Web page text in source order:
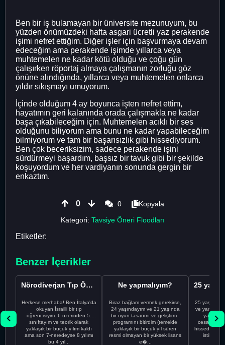
Ben bir iş bulamayan bir üniversite mezunuyum, bu
yüzden önümüzdeki hafta asgari ücretli yaz perakende
işimi nefret ettiğim. Diğer işler için başvurmaya devam
edeceğim ama perakende işimde yıllarca veya
muhtemelen ne kadar kötü olduğu ve çoğu gün
çalışırken röportaj almaya çalışmanın zorluğu göz
önüne alındığında, yıllarca veya muhtemelen onlarca
yıldır sıkışmayı umuyorum.
İçinde olduğum 4 ay boyunca işten nefret ettim,
hayatımın geri kalanında orada çalışmakla ne kadar
başa çıkabileceğim için. Muhtemelen acıklı bir ses
olduğunu biliyorum ama bunu ne kadar yapabileceğim
bilmiyorum ve tam bir başarısızlık gibi hissediyorum.
Ben çok beceriksizim, sadece perakende işini
sürdürmeyi başardım, başsız bir tavuk gibi bir şekilde
koşuyordum ve her vardiyanın sonunda gergin bir
enkaztım.
0 0
Kopyala
Kategori: Tavsiye Öneri Floodları
Etiketler:
Benzer İçerikler
Nörodiverjan Tıp Öğrencisi Yeni Bir Yol Arıyor
Herkese merhaba! Ben İtalya'da
okuyan İsrailli bir tıp
öğrencisiyim. 6 üzerinden 5.
sınıftayım ve teorik olarak
yaklaşık bir buçuk yılım kaldı
ama son 7-neredeyse 8 yılımı
bu 4 yıl...
Ne yapmalıyım?
Biraz bağlam vermek gerekirse,
24 yaşındayım ve 21 yaşında
bir oyun tasarımı ve geliştirme
programını bitirdim (temelde
yaklaşık bir buçuk yıl süren
resmi olmayan bir yüksek lisans
e�...
25
ve yanlış
cesaretimin